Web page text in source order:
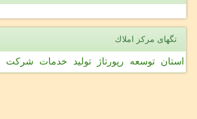
تگهای مركز املاك
استان توسعه رپورتاژ تولید خدمات شركت